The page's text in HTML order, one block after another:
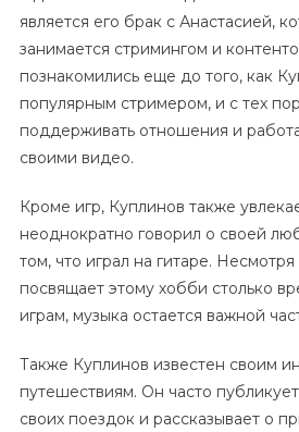
является его брак с Анастасией,
занимается стримингом и
познакомились еще до того, как
популярным стримером, и с тех
поддерживать отношения и
своими видео.
Кроме игр, Куплинов также
неоднократно говорил о своей
том, что играл на гитаре.
посвящает этому хобби столько
играм, музыка остается важной
Также Куплинов известен своим
путешествиям. Он часто
своих поездок и рассказывает о